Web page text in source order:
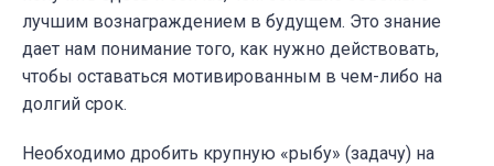
лучшим вознаграждением в будущем. Это знание
дает нам понимание того, как нужно действовать,
чтобы оставаться мотивированным в чем-либо на
долгий срок.
Необходимо дробить крупную «рыбу» (задачу) на